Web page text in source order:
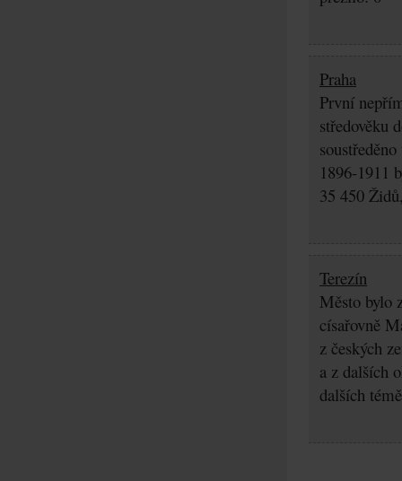
Praha
První
středověku
1896-1911
35 450
Terezín
Město bylo
císařovně
z českých
a z dalších
dalších